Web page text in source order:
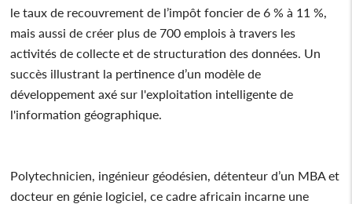
le taux de recouvrement de l’impôt foncier de 6 % à 11 %,
mais aussi de créer plus de 700 emplois à travers les
activités de collecte et de structuration des données. Un
succès illustrant la pertinence d’un modèle de
développement axé sur l'exploitation intelligente de
l'information géographique.
Polytechnicien, ingénieur géodésien, détenteur d’un MBA et
docteur en génie logiciel, ce cadre africain incarne une